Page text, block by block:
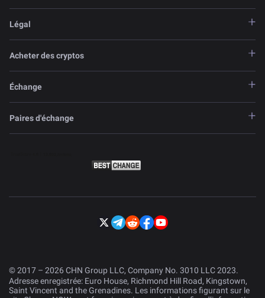
Légal
Acheter des cryptos
Échange
Paires d'échange
© 2017 – 2026 CHN Group LLC, Company No. 3010 LLC 2023.
Adresse enregistrée: Euro House, Richmond Hill Road, Kingstown,
Saint Vincent and the Grenadines. Les informations figurant sur le